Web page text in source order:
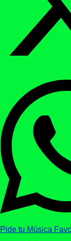
Pide tu Música